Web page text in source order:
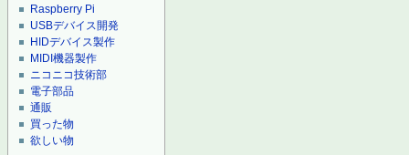
Raspberry Pi
USBデバイス開発
HIDデバイス製作
MIDI機器製作
ニコニコ技術部
電子部品
通販
買った物
欲しい物